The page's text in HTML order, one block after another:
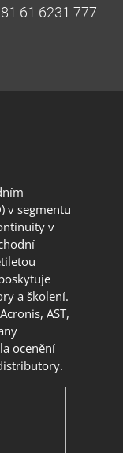
61 6231 777
v segmentu
v
a školení.
AST,
ocenění